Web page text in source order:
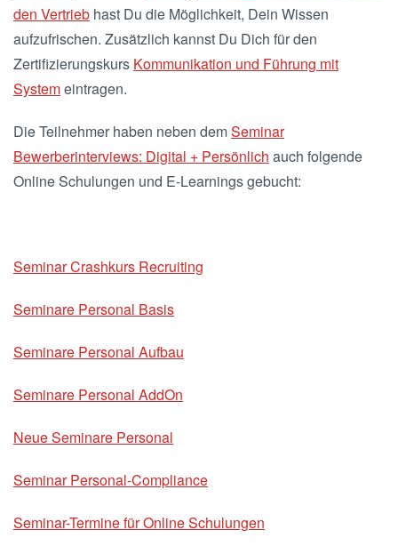
den Vertrieb hast Du die Möglichkeit, Dein Wissen
aufzufrischen. Zusätzlich kannst Du Dich für den
Zertifizierungskurs Kommunikation und Führung mit
Systemeintragen.
Die Teilnehmer haben neben demSeminar
Bewerberinterviews: Digital + Persönlich auch folgende
Online Schulungen und E-Learnings gebucht:
Seminar Crashkurs Recruiting
Seminare Personal Basis
Seminare Personal Aufbau
Seminare Personal AddOn
Neue Seminare Personal
Seminar Personal-Compliance
Seminar-Termine für Online Schulungen